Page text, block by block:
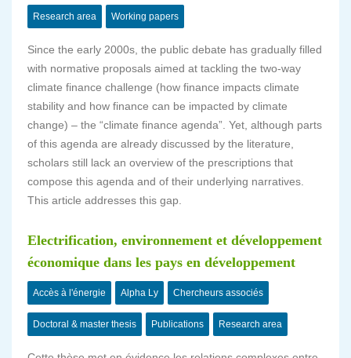
Research area Working papers
Since the early 2000s, the public debate has gradually filled
with normative proposals aimed at tackling the two-way
climate finance challenge (how finance impacts climate
stability and how finance can be impacted by climate
change) – the “climate finance agenda”. Yet, although parts
of this agenda are already discussed by the literature,
scholars still lack an overview of the prescriptions that
compose this agenda and of their underlying narratives.
This article addresses this gap.
Electrification, environnement et développement
économique dans les pays en développement
Accès à l'énergie Alpha Ly Chercheurs associés
Doctoral & master thesis Publications Research area